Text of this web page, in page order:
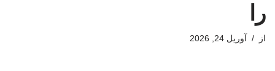
را
از آوریل 24, 2026